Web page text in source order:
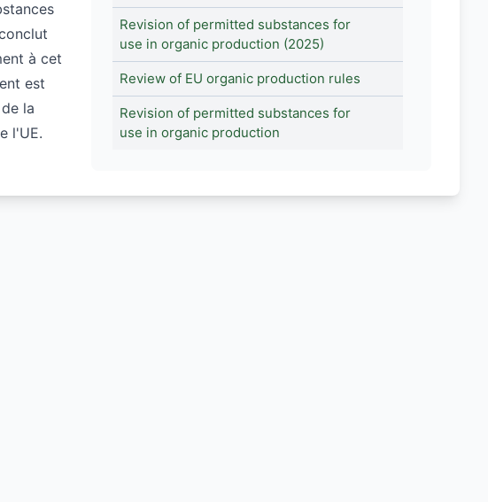
à cet
est
la
l'UE.
Revision of permitted substances for
use in organic production (2025)
Review of EU organic production rules
Revision of permitted substances for
use in organic production